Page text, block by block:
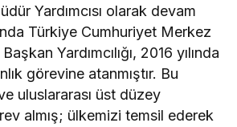
Yardımcısı olarak devam
Türkiye Cumhuriyet Merkez
Yardımcılığı, 2016 yılında
görevine atanmıştır. Bu
uluslararası üst düzey
almış; ülkemizi temsil ederek